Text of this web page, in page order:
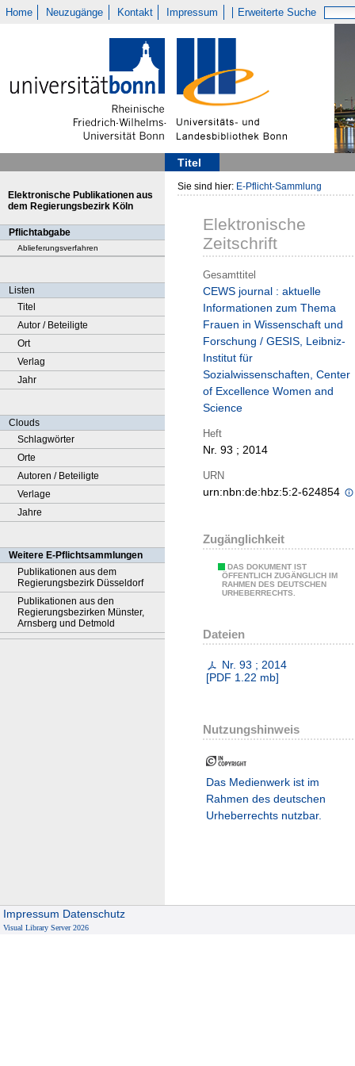
Home Neuzugänge Kontakt Impressum Erweiterte Suche
Titel
Elektronische Publikationen aus
dem Regierungsbezirk Köln
Pflichtabgabe
Ablieferungsverfahren
Listen
Titel
Autor / Beteiligte
Ort
Verlag
Jahr
Clouds
Schlagwörter
Orte
Autoren / Beteiligte
Verlage
Jahre
Weitere E-Pflichtsammlungen
Publikationen aus dem
Regierungsbezirk Düsseldorf
Publikationen aus den
Regierungsbezirken Münster,
Arnsberg und Detmold
Sie sind hier: E-Pflicht-Sammlung
Elektronische
Zeitschrift
Gesamttitel
CEWS journal : aktuelle
Informationen zum Thema
Frauen in Wissenschaft und
Forschung / GESIS, Leibniz-
Institut für
Sozialwissenschaften, Center
of Excellence Women and
Science
Heft
Nr. 93 ; 2014
URN
urn:nbn:de:hbz:5:2-624854
Zugänglichkeit
DAS DOKUMENT IST
ÖFFENTLICH ZUGÄNGLICH IM
RAHMEN DES DEUTSCHEN
URHEBERRECHTS.
Dateien
Nr. 93 ; 2014
[PDF 1.22 mb]
Nutzungshinweis
Das Medienwerk ist im
Rahmen des deutschen
Urheberrechts nutzbar.
Impressum Datenschutz
Visual Library Server 2026